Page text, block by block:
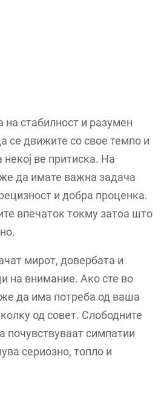
на стабилност и разумен
се движите со свое темпо и
ве притиска. На
да имате важна задача
и добра проценка.
впечаток токму затоа што
мирот, довербата и
на внимание. Ако сте во
да има потреба од ваша
од совет. Слободните
почувствуваат симпатии
сериозно, топло и